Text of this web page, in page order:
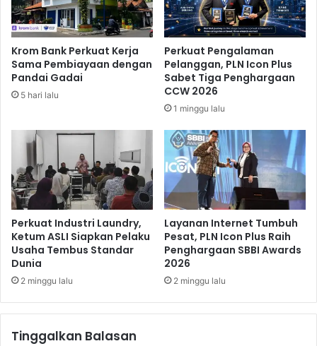
c
a
a
O
l
n
m
b
k
Krom Bank Perkuat Kerja
Sama Pembiayaan dengan
Pandai Gadai
5 hari lalu
Perkuat Pengalaman
Pelanggan, PLN Icon Plus
Sabet Tiga Penghargaan
CCW 2026
1 minggu lalu
Perkuat Industri Laundry,
Ketum ASLI Siapkan Pelaku
Usaha Tembus Standar
Dunia
2 minggu lalu
Layanan Internet Tumbuh
Pesat, PLN Icon Plus Raih
Penghargaan SBBI Awards
2026
2 minggu lalu
Tinggalkan Balasan